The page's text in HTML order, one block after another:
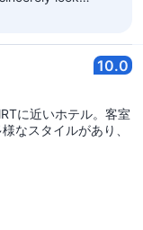
future. With best
10.0
に近いホテル。客室
なスタイルがあり、